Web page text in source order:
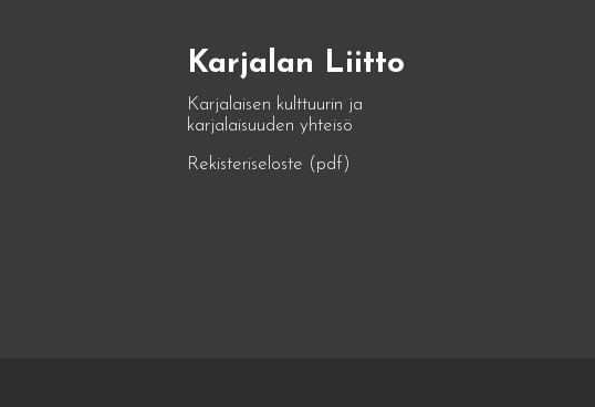
Karjalan Liitto
Karjalaisen kulttuurin ja
karjalaisuuden yhteisö
Rekisteriseloste (pdf)